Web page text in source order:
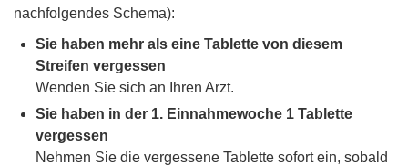
nachfolgendes Schema):
Sie haben mehr als eine Tablette von diesem
Streifen vergessen
Wenden Sie sich an Ihren Arzt.
Sie haben in der 1. Einnahmewoche 1 Tablette
vergessen
Nehmen Sie die vergessene Tablette sofort ein, sobald